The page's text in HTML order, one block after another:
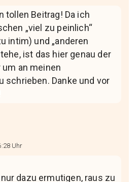
tollen Beitrag! Da ich
„viel zu peinlich“
intim) und „anderen
ist das hier genau der
an meinen
schrieben. Danke und vor
Uhr
dazu ermutigen, raus zu